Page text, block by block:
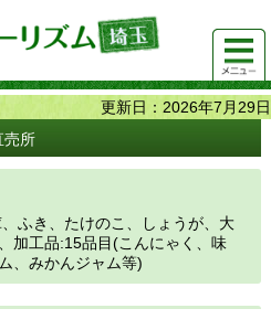
な農山村で 楽しく！
メニュ
ー
更新日：2026年7月29日
売所
ふき、たけのこ、しょうが、大
加工品:15品目(こんにゃく、味
、みかんジャム等)